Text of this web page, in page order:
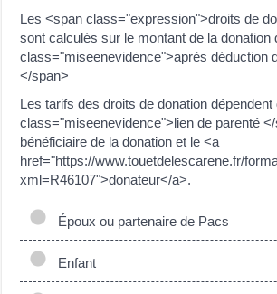
Les <span class="expression">droits de
sont calculés sur le montant de la donation
class="miseenevidence">après déduction
</span>
Les tarifs des droits de donation dépendent
class="miseenevidence">lien de parenté
bénéficiaire de la donation et le <a
href="https://www.touetdelescarene.fr/
xml=R46107">donateur</a>.
Époux ou partenaire de Pacs
Enfant